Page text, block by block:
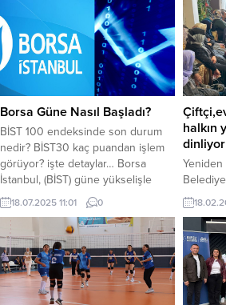
Sağlığı Eğitim Programı”
düzenlendi. Eğitimleri tamamlayan
kadınlara sertifikaları Cumhuriyet
Başsavcısı Üzeyir Karakülah ve
Genel SekreterVekili M. Recai Erdir
tarafından verildi. 2008 yılında
kurulan ve kadına yönelik...
izliyor.
seyirle
Borsa Güne Nasıl Başladı?
BİST 100 endeksinde son durum
nedir? BİST30 kaç puandan işlem
görüyor? işte detaylar… Borsa
İstanbul, (BİST) güne yükselişle
başladı. Borsa da yabancı
yatırımcıların alım pozisyonunda
işlemlere başlamasıyla birlik
endekslerde pozitif hareketlilik
başladı. Dün günü 10.370 puandan
kapatan BİST100 endeksi bugün
10.381 puandan işlem görmeye
18.07.2025 11:01 0
halkın
dinliyor
Yeniden
ev
Refah
Başkan